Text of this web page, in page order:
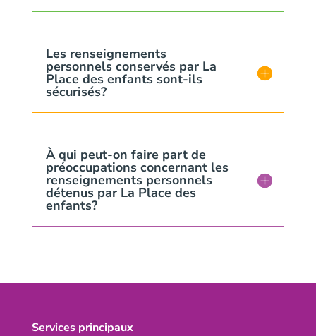
Les renseignements
personnels conservés par La
Place des enfants sont-ils
sécurisés?
À qui peut-on faire part de
préoccupations concernant les
renseignements personnels
détenus par La Place des
enfants?
Services principaux